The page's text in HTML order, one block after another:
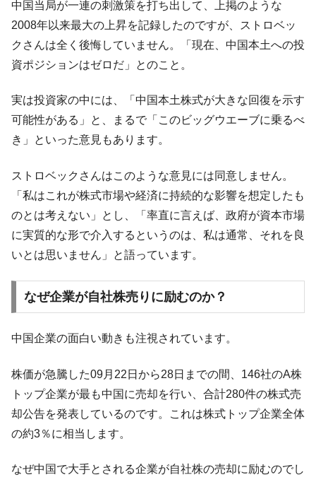
業績「史上最高益」当期純利益は前年同期比13.4倍に。
Fact1
日本の誇る海洋資源調査船『白嶺』は先進技術の
塊！
Fact1
夏の甲子園、優勝校を最も多く輩出している都道
Fact1 今話題の「楽天ライオンズ」とは？
Fact1 奇跡の毛色「白毛馬」とは？
える賞金とは？
Fact1 平成仮面ライダーの意外すぎるモチーフとは？
Fact1
発表から2日で大崩壊、鳴かず飛ばずに終わりそう
なスーパーリーグとは？
Fact1
日本人マスターズ挑戦の歴史。松山以前に最高位
Fact1
甲子園通算本塁打、最多の清原に次いで多く打っ
ている意外な選手とは？
Fact1 セレクトセールの高額取引馬が稼いだ金額とは？
中国当局が一連の刺激策を打ち出して、上掲のような
2008年以来最大の上昇を記録したのですが、ストロベッ
クさんは全く後悔していません。「現在、中国本土への投
資ポジションはゼロだ」とのこと。
実は投資家の中には、「中国本土株式が大きな回復を示す
可能性がある」と、まるで「このビッグウエーブに乗るべ
き」といった意見もあります。
ストロベックさんはこのような意見には同意しません。
「私はこれが株式市場や経済に持続的な影響を想定したも
のとは考えない」とし、「率直に言えば、政府が資本市場
に実質的な形で介入するというのは、私は通常、それを良
いとは思いません」と語っています。
なぜ企業が自社株売りに励むのか？
中国企業の面白い動きも注視されています。
株価が急騰した09月22日から28日までの間、146社のA株
トップ企業が最も中国に売却を行い、合計280件の株式売
却公告を発表しているのです。これは株式トップ企業全体
の約3％に相当します。
なぜ中国で大手とされる企業が自社株の売却に励むのでし